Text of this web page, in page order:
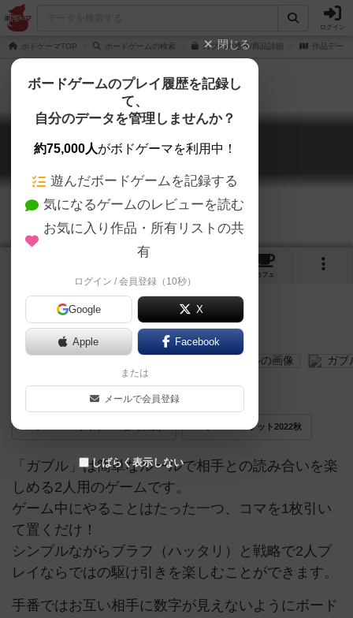
ログイン
ボドゲーマTOP ボードゲームの検索 ガブルの通販/商品詳細 作品データ
ガブル
Gaburu
カフェ
〜 決闘に勝ち越せ 〜
ゲームマーケット2022秋
「ガブル」は簡単なルールで相手との読み合いを楽
しめる2人用のゲームです。
ゲーム中にやることはたった一つ、コマを1枚引い
て置くだけ！
シンプルながらブラフ（ハッタリ）と戦略で2人プ
レイならではの駆け引きを楽しむことができます。
手番ではお互い相手に数字が見えないようにボード
閉じる
ボードゲームのプレイ履歴を記録し
て、
自分のデータを管理しませんか？
約75,000人がボドゲーマを利用中！
遊んだボードゲームを記録する
気になるゲームのレビューを読む
お気に入り作品・所有リストの共
有
ログイン / 会員登録（10秒）
Google X
Apple Facebook
または
メールで会員登録
しばらく表示しない